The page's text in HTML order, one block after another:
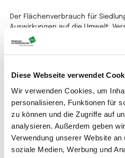
Diese Webseite verwendet
Wir verwenden Cookies, um
personalisieren, Funktionen für
zu können und die Zugriffe auf
analysieren. Außerdem geben
Verwendung unserer Website
soziale Medien, Werbung und
Der Flächenverbrauch für
Auswirkungen auf die Umwelt.
schaden Böden und
Zersiedelung erzeugt zudem mehr
Die EU-Kommission verfolgt das
Bodenverbrauchs bis 2050.
Auch die Gemeinden des
weiterhin sparsam und
begrenzten Ressource Boden
Siedlungsentwicklung ist ihnen
willkürlich verschwendet